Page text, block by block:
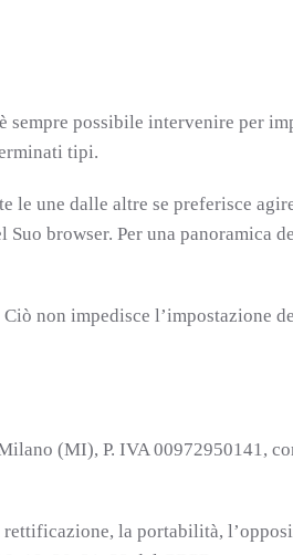
possibile intervenire per
tipi.
une dalle altre se preferisce
browser. Per una panoramica
non impedisce l’impostazione
(MI), P. IVA 00972950141,
la portabilità,